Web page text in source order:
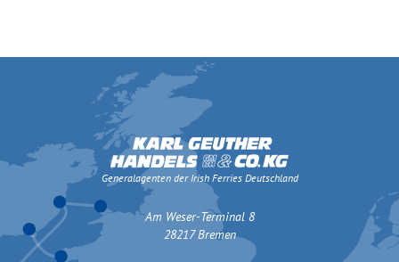
Generalagenten der Irish Ferries Deutschland
Am Weser-Terminal 8
28217 Bremen